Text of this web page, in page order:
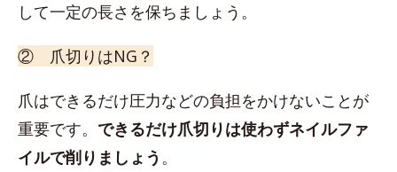
して一定の長さを保ちましょう。
② 爪切りはNG？
爪はできるだけ圧力などの負担をかけないことが
重要です。 できるだけ爪切りは使わずネイルファ
イルで削りましょう 。